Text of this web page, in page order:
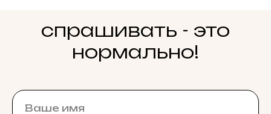
спрашивать - это
нормально!